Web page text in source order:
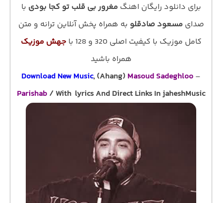
برای دانلود رایگان اهنگمغرور بی قلب تو کجا بودی با
صدایمسعود صادقلو به همراه پخش آنلاین ترانه و متن
کامل موزیک با کیفیت اصلی 320 و 128 با
جهش موزیک
همراه باشید
Download New Music, (Ahang) Masoud Sadeghloo –
Parishab / With lyrics And Direct Links In jaheshMusic